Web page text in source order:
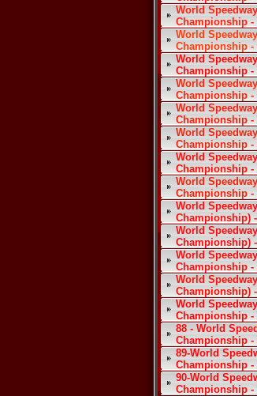
World Speedway
Championship -
World Speedway
Championship -
World Speedway
Championship -
World Speedway
Championship -
World Speedway
Championship -
World Speedway
Championship -
World Speedway
Championship -
World Speedway
Championship -
World Speedway
Championship)
World Speedway
Championship)
World Speedway
Championship -
World Speedway
Championship)
World Speedway
Championship -
88 - World
Championship -
89-World
Championship -
90-World
Championship -